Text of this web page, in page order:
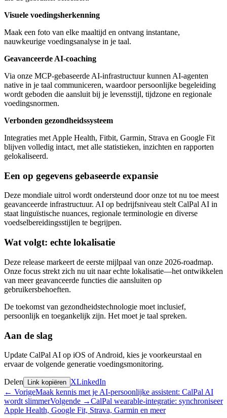
Visuele voedingsherkenning
Maak een foto van elke maaltijd en ontvang instantane,
nauwkeurige voedingsanalyse in je taal.
Geavanceerde AI-coaching
Via onze MCP-gebaseerde AI-infrastructuur kunnen AI-agenten
native in je taal communiceren, waardoor persoonlijke begeleiding
wordt geboden die aansluit bij je levensstijl, tijdzone en regionale
voedingsnormen.
Verbonden gezondheidssysteem
Integraties met Apple Health, Fitbit, Garmin, Strava en Google Fit
blijven volledig intact, met alle statistieken, inzichten en rapporten
gelokaliseerd.
Een op gegevens gebaseerde expansie
Deze mondiale uitrol wordt ondersteund door onze tot nu toe meest
geavanceerde infrastructuur. AI op bedrijfsniveau stelt CalPal AI in
staat linguïstische nuances, regionale terminologie en diverse
voedselbereidingsstijlen te begrijpen.
Wat volgt: echte lokalisatie
Deze release markeert de eerste mijlpaal van onze 2026-roadmap.
Onze focus strekt zich nu uit naar echte lokalisatie—het ontwikkelen
van meer geavanceerde functies die aansluiten op
gebruikersbehoeften.
De toekomst van gezondheidstechnologie moet inclusief,
persoonlijk en toegankelijk zijn. Het moet je taal spreken.
Aan de slag
Update CalPal AI op iOS of Android, kies je voorkeurstaal en
ervaar de volgende generatie voedingsmonitoring.
Delen Link kopiëren XLinkedIn
← VorigeMaak kennis met je AI-persoonlijke assistent: CalPal AI
wordt slimmerVolgende →CalPal wearable-integratie: synchroniseer
Apple Health, Google Fit, Strava, Garmin en meer